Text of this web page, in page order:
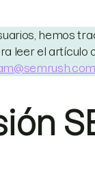
hemos
leer el artículo